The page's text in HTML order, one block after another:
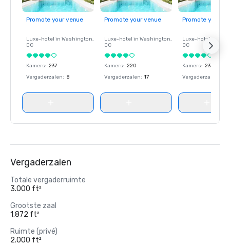
Promote your venue
Luxe-hotel in Washington,
DC
Kamers: 237
Vergaderzalen: 8
Promote your venue
Luxe-hotel in Washington,
DC
Kamers: 220
Vergaderzalen: 17
Promote your
Luxe-hotel in
DC
Kamers: 237
Vergaderzalen
Vergaderzalen
Totale vergaderruimte
3.000 ft²
Grootste zaal
1.872 ft²
Ruimte (privé)
2.000 ft²